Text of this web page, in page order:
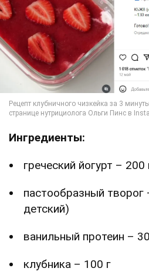
Ингредиенты:
греческий йогурт – 200
пастообразный творог
детский)
ванильный протеин –
клубника – 100 г